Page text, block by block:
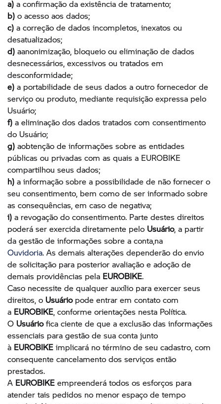
a) a confirmação da existência de tratamento;
b) o acesso aos dados;
c) a correção de dados incompletos, inexatos ou
desatualizados;
d) aanonimização, bloqueio ou eliminação de dados
desnecessários, excessivos ou tratados em
desconformidade;
e) a portabilidade de seus dados a outro fornecedor de
serviço ou produto, mediante requisição expressa pelo
Usuário;
f) a eliminação dos dados tratados com consentimento
do Usuário;
g) aobtenção de informações sobre as entidades
públicas ou privadas com as quais a EUROBIKE
compartilhou seus dados;
h) a informação sobre a possibilidade de não fornecer o
seu consentimento, bem como de ser informado sobre
as consequências, em caso de negativa;
i) a revogação do consentimento. Parte destes direitos
poderá ser exercida diretamente pelo Usuário, a partir
da gestão de informações sobre a conta,na
Ouvidoria. As demais alterações dependerão do envio
de solicitação para posterior avaliação e adoção de
demais providências pela EUROBIKE.
Caso necessite de qualquer auxílio para exercer seus
direitos, o Usuáriopode entrar em contato com
a EUROBIKE, conforme orientações nesta Política.
O Usuáriofica ciente de que a exclusão das informações
essenciais para gestão de sua conta junto
à EUROBIKE implicará no término de seu cadastro, com
consequente cancelamento dos serviços então
prestados.
A EUROBIKE empreenderá todos os esforços para
atender tais pedidos no menor espaço de tempo